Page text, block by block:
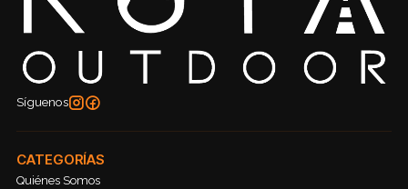
Síguenos
CATEGORÍAS
Quiénes Somos